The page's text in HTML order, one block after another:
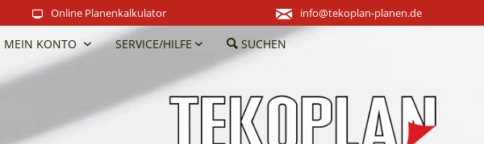
Online Planenkalkulator info@tekoplan-planen.de
MEIN KONTO SERVICE/HILFE SUCHEN